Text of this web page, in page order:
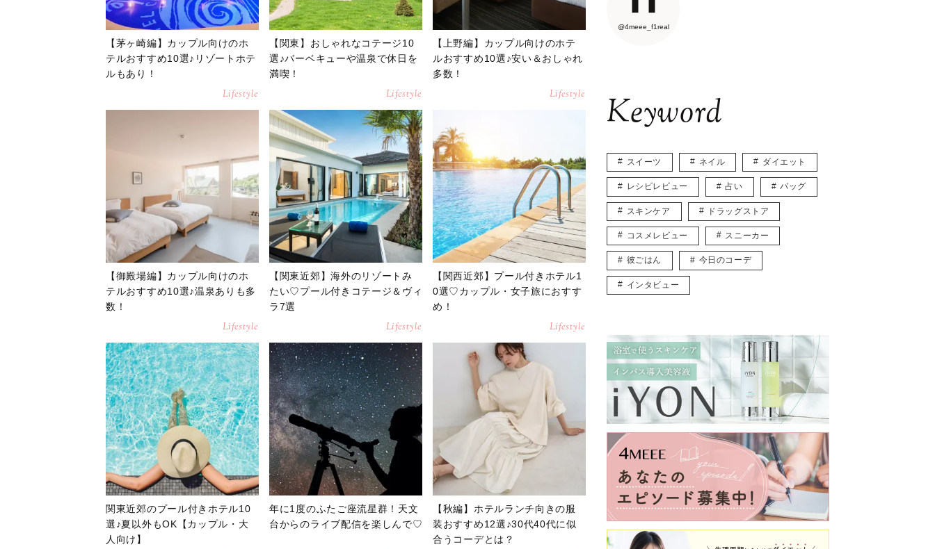
【茅ヶ崎編】カップル向けのホ
テルおすすめ10選♪リゾートホテ
ルもあり！
Lifestyle
【関東】おしゃれなコテージ10
選♪バーベキューや温泉で休日を
満喫！
Lifestyle
【上野編】カップル向けのホテ
ルおすすめ10選♪安い＆おしゃれ
多数！
Lifestyle
【御殿場編】カップル向けのホ
テルおすすめ10選♪温泉ありも多
数！
Lifestyle
【関東近郊】海外のリゾートみ
たい♡プール付きコテージ＆ヴィ
ラ7選
Lifestyle
【関西近郊】プール付きホテル1
0選♡カップル・女子旅におすす
め！
Lifestyle
関東近郊のプール付きホテル10
選♪夏以外もOK【カップル・大
人向け】
年に1度のふたご座流星群！天文
台からのライブ配信を楽しんで♡
【秋編】ホテルランチ向きの服
装おすすめ12選♪30代40代に似
合うコーデとは？
@4meee_f1real
Keyword
スイーツ ネイル ダイエット
レシピレビュー 占い バッグ
スキンケア ドラッグストア
コスメレビュー スニーカー
彼ごはん 今日のコーデ
インタビュー